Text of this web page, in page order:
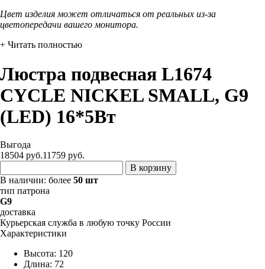
Цвет изделия может отличаться от реальных из-за
цветопередачи вашего монитора.
+ Читать полностью
Люстра подвесная L1674
CYCLE NICKEL SMALL, G9
(LED) 16*5Вт
Выгода
18504 руб.11759 руб.
В корзину
В наличии: более 50 шт
тип патрона
G9
доставка
Курьерская служба в любую точку России
Характеристики
Высота: 120
Длина: 72